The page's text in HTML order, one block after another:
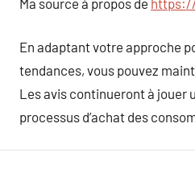
En adaptant votre approche
tendances, vous pouvez
Les avis continueront à jouer
processus d’achat des